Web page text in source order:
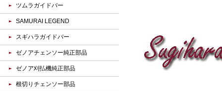
ツムラガイドバー
SAMURAI LEGEND
スギハラガイドバー
ゼノアチェンソー純正部品
ゼノア刈払機純正部品
根切りチェンソー部品